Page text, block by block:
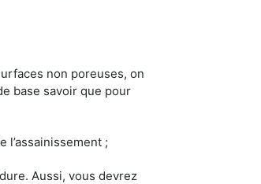
non poreuses, on
base savoir que pour
l’assainissement ;
Aussi, vous devrez